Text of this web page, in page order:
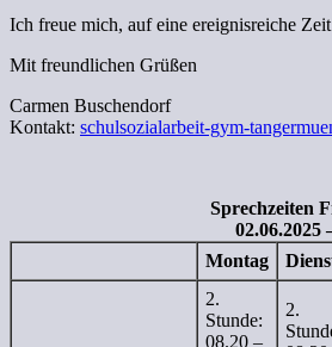
Ich freue mich, auf eine ereignisreiche
Mit freundlichen Grüßen
Carmen Buschendorf
Kontakt: schulsozialarbeit-gym-
Sprechzeiten
02.06.2025
Montag
2.
Stunde:
08.20 –
2.